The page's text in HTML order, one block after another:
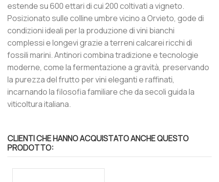
estende su 600 ettari di cui 200 coltivati a vigneto.
Posizionato sulle colline umbre vicino a Orvieto, gode di
condizioni ideali per la produzione di vini bianchi
complessi e longevi grazie a terreni calcarei ricchi di
fossili marini. Antinori combina tradizione e tecnologie
moderne, come la fermentazione a gravità, preservando
la purezza del frutto per vini eleganti e raffinati,
incarnando la filosofia familiare che da secoli guida la
viticoltura italiana​.
CLIENTI CHE HANNO ACQUISTATO ANCHE QUESTO
PRODOTTO: